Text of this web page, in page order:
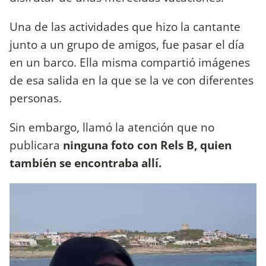
Una de las actividades que hizo la cantante
junto a un grupo de amigos, fue pasar el día
en un barco. Ella misma compartió imágenes
de esa salida en la que se la ve con diferentes
personas.
Sin embargo, llamó la atención que no
publicara ninguna foto con Rels B, quien
también se encontraba allí.